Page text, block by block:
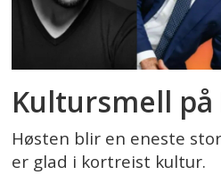
Kultursmell
Høsten blir en eneste
er glad i kortreist kultur.